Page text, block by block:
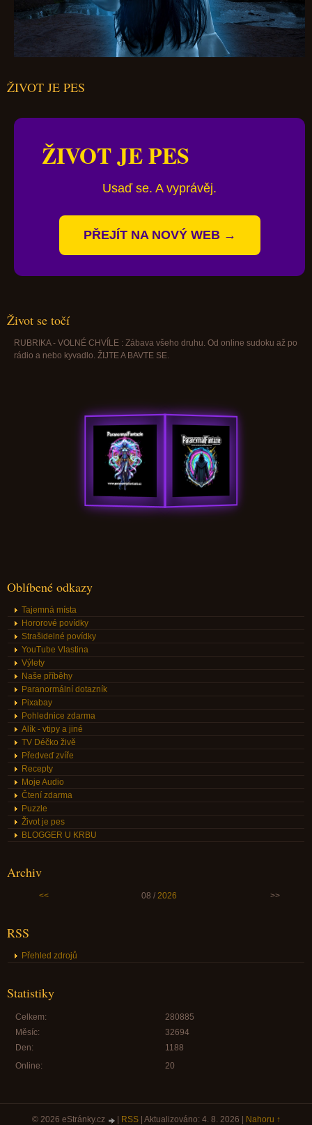
ŽIVOT JE PES
ŽIVOT JE PES
Usaď se. A vyprávěj.
PŘEJÍT NA NOVÝ WEB →
Život se točí
RUBRIKA - VOLNÉ CHVÍLE : Zábava všeho druhu. Od online sudoku až po
rádio a nebo kyvadlo. ŽIJTE A BAVTE SE.
Oblíbené odkazy
Tajemná místa
Hororové povídky
Strašidelné povídky
YouTube Vlastina
Výlety
Naše příběhy
Paranormální dotazník
Pixabay
Pohlednice zdarma
Alík - vtipy a jiné
TV Déčko živě
Předveď zvíře
Recepty
Moje Audio
Čtení zdarma
Puzzle
Život je pes
BLOGGER U KRBU
Archiv
<< 08 / 2026 >>
RSS
Přehled zdrojů
Statistiky
Online: 20
Celkem:
280885
Měsíc:
32694
Den:
1188
© 2026 eStránky.cz RSS| Aktualizováno: 4. 8. 2026 Nahoru ↑